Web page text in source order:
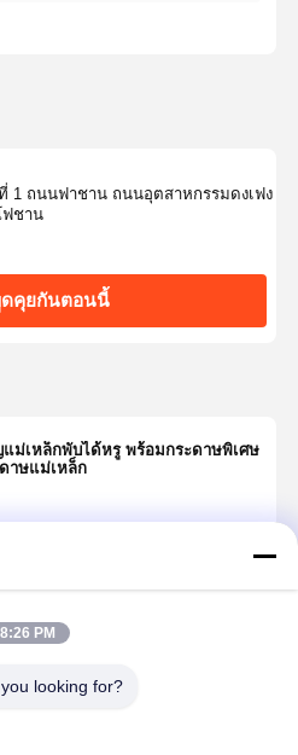
1 ถนนฟาชาน ถนนอุตสาหกรรมดงเฟง
ฟชาน
คุยกันตอนนี้
ม่เหล็กพับได้หรู พร้อมกระดาษพิเศษ
าษแม่เหล็ก
8:26 PM
looking for?